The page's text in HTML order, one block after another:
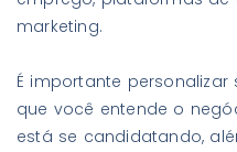
marketing.
É importante
que você entende o
está se candidatando,